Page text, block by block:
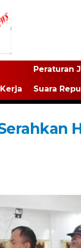
Peraturan
Suara